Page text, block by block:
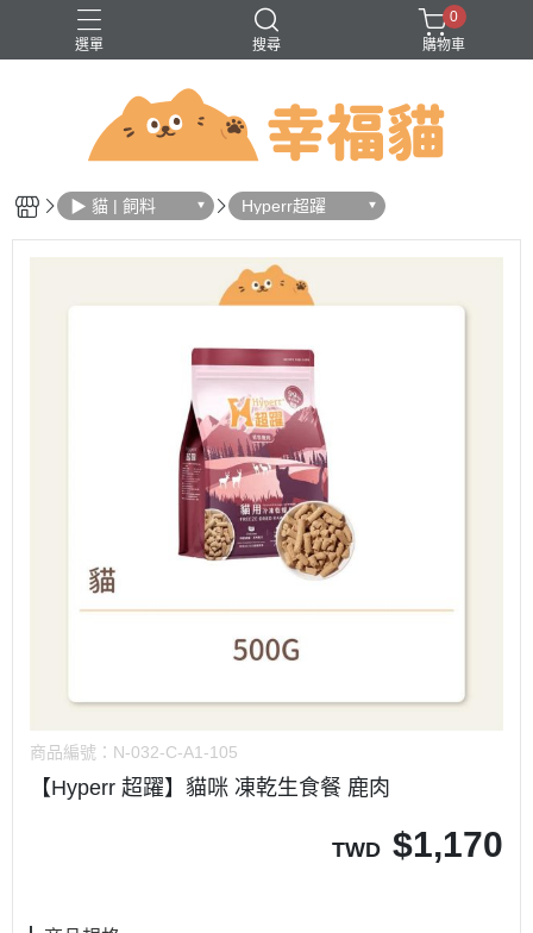
選單 搜尋
巔峰 法米納 無穀
0
購物車
▶ 貓 | 飼料 Hyperr超躍
商品編號： N-032-C-A1-105
【Hyperr 超躍】貓咪 凍乾生食餐 鹿肉
TWD $1,170